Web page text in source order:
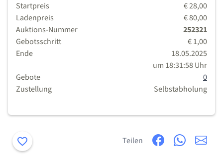
Startpreis
€ 28,00
Ladenpreis
€ 80,00
Auktions-Nummer
252321
Gebotsschritt
€ 1,00
Ende
18.05.2025
um 18:31:58 Uhr
Gebote
0
Zustellung
Selbstabholung
Merken Teilen